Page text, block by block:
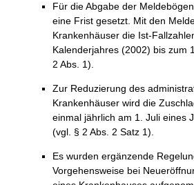
Für die Abgabe der
eine Frist gesetzt. Mit den
Krankenhäuser die Ist-
Kalenderjahres (2002) bis zum
2 Abs. 1).
Zur Reduzierung des
Krankenhäuser wird die
einmal jährlich am 1. Juli eines
(vgl. § 2 Abs. 2 Satz 1).
Es wurden ergänzende
Vorgehensweise bei